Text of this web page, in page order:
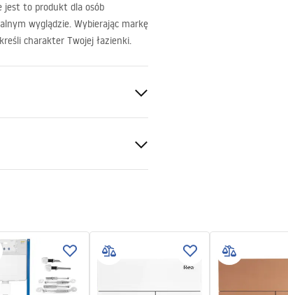
jest to produkt dla osób
wyglądzie. Wybierając markę
charakter Twojej łazienki.
kamienia
montażu